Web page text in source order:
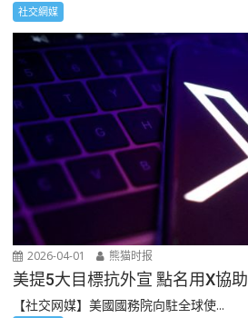
社交網媒
2026-04-01 熊猫时报
美提5大目標抗外宣 點名用X協助
【社交网媒】美國國務院向駐全球使...